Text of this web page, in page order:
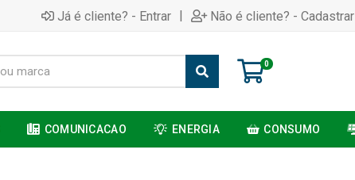
Já é cliente? - Entrar | Não é cliente? - Cadastrar
0
COMUNICACAO ENERGIA CONSUMO